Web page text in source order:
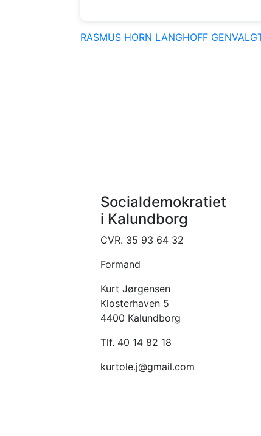
RASMUS HORN LANGHOFF
Socialdemokratiet
i Kalundborg
CVR. 35 93 64 32
Formand
Kurt Jørgensen
Klosterhaven 5
4400 Kalundborg
Tlf. 40 14 82 18
kurtole.j@gmail.com